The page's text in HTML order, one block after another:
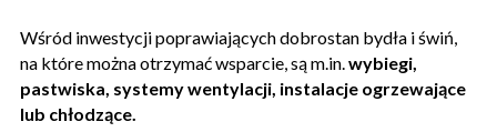
Wśród inwestycji poprawiających dobrostan bydła i świń,
na które można otrzymać wsparcie, są m.in. wybiegi,
pastwiska, systemy wentylacji, instalacje ogrzewające
lub chłodzące.